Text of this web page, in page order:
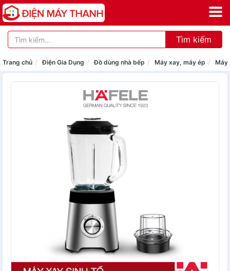
Tìm kiếm
Trang chủ Điện Gia Dụng Đồ dùng nhà bếp Máy xay, máy ép Máy